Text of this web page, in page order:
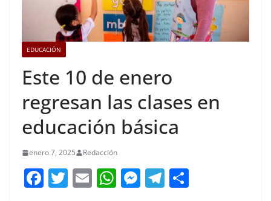
EDUCACIÓN
Este 10 de enero
regresan las clases en
educación básica
enero 7, 2025 Redacción
F T E W M T